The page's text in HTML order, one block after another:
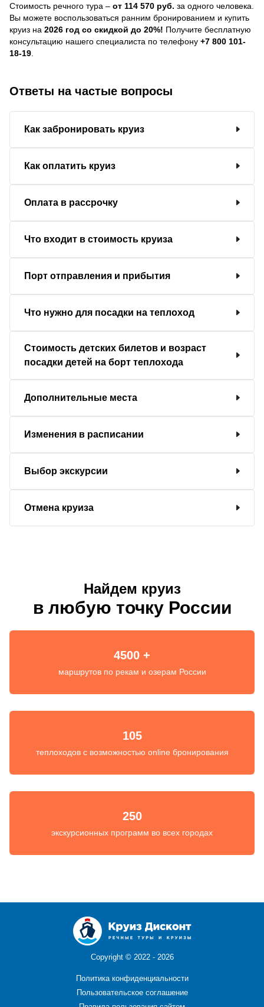
Стоимость речного тура – от 114 570 руб. за одного человека.
Вы можете воспользоваться ранним бронированием и купить
круиз на 2026 год со скидкой до 20%! Получите бесплатную
консультацию нашего специалиста по телефону +7 800 101-
18-19
Ответы на частые вопросы
Как забронировать круиз
Как оплатить круиз
Оплата в рассрочку
Что входит в стоимость круиза
Порт отправления и прибытия
Что нужно для посадки на теплоход
Стоимость детских билетов и возраст
посадки детей на борт теплохода
Дополнительные места
Изменения в расписании
Выбор экскурсии
Отмена круиза
Найдем круиз
в любую точку России
4500 +
маршрутов по рекам и озерам России
105
теплоходов с возможностью online бронирования
250
экскурсионных программ во всех городах
Copyright © 2022 - 2026
Политика конфиденциальности
Пользовательское соглашение